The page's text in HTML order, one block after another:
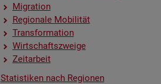
Mi­gra­ti­on
Re­gio­na­le Mo­bi­li­tät
Trans­for­ma­ti­on
Wirt­schafts­zwei­ge
Zeit­ar­beit
Sta­tis­ti­ken nach Re­gio­nen